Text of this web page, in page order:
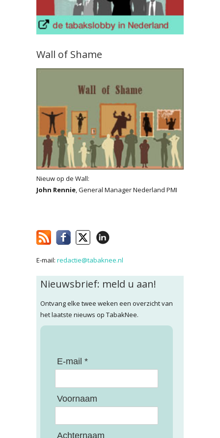
Wall of Shame
Nieuw op de Wall:
John Rennie, General Manager Nederland PMI
E-mail: redactie@tabaknee.nl
Nieuwsbrief: meld u aan!
Ontvang elke twee weken een overzicht van
het laatste nieuws op TabakNee.
E-mail *
Voornaam
Achternaam